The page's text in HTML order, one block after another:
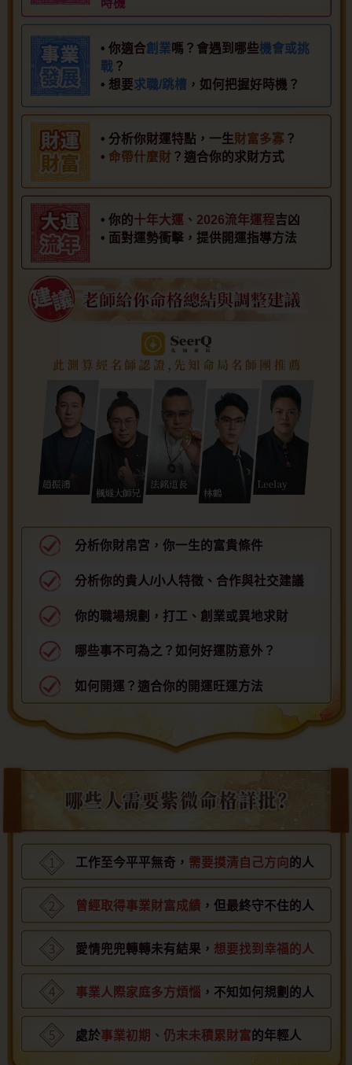
• 你適合創業嗎？會遇到哪些機會或挑
戰 ？
• 想要求職/跳槽 ，如何把握好時機？
• 分析你財運特點，一生財富多寡 ？
• 命帶什麼財 ？適合你的求財方式
• 你的十年大運、2026流年運程吉凶
• 面對運勢衝擊，提供開運指導方法
分析你財帛宮，你一生的富貴條件
分析你的貴人/小人特徵、合作與社交建議
你的職場規劃，打工、創業或異地求財
哪些事不可為之？如何好運防意外？
如何開運？適合你的開運旺運方法
工作至今平平無奇， 需要摸清自己方向 的人
曾經取得事業財富成績 ，但最終守不住的人
愛情兜兜轉轉未有結果， 想要找到幸福的人
事業人際家庭多方煩惱 ，不知如何規劃的人
處於事業初期、仍末未積累財富 的年輕人